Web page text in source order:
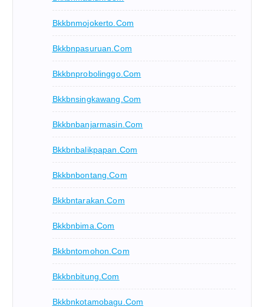
Bkkbnmojokerto.com
Bkkbnpasuruan.com
Bkkbnprobolinggo.com
Bkkbnsingkawang.com
Bkkbnbanjarmasin.com
Bkkbnbalikpapan.com
Bkkbnbontang.com
Bkkbntarakan.com
Bkkbnbima.com
Bkkbntomohon.com
Bkkbnbitung.com
Bkkbnkotamobagu.com